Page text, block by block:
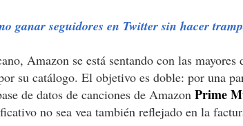
ganar seguidores en Twitter sin hacer
Amazon se está sentando con las mayores
su catálogo. El objetivo es doble: por una
de datos de canciones de Amazon Prime
no sea vea también reflejado en la